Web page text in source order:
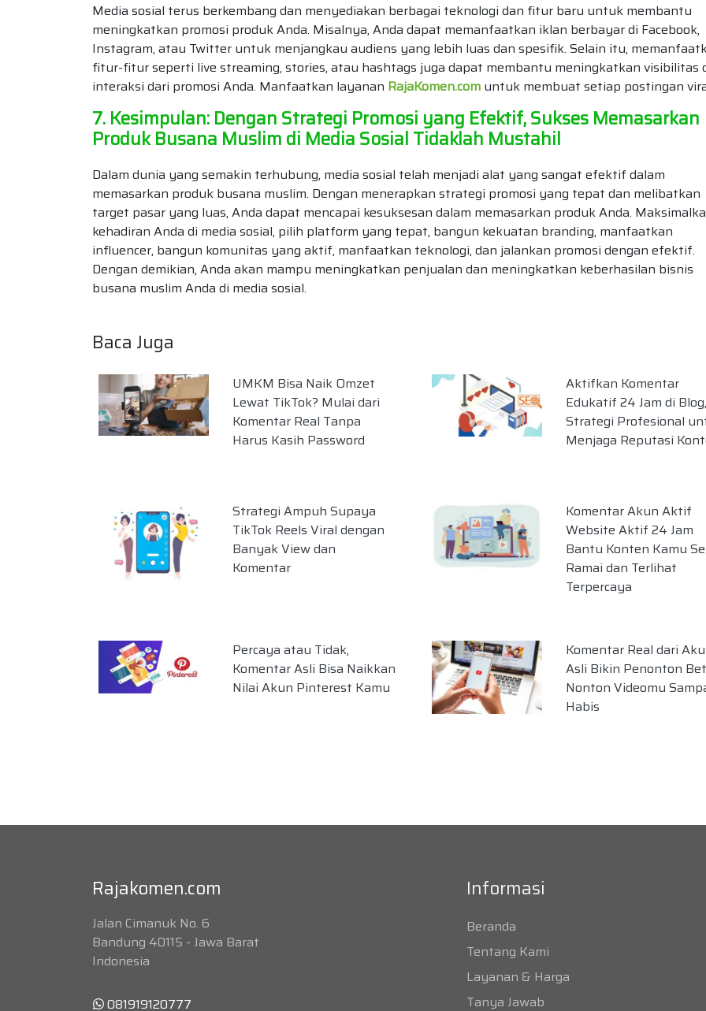
Media sosial terus berkembang dan menyediakan berbagai teknologi dan fitur baru untuk membantu
meningkatkan promosi produk Anda. Misalnya, Anda dapat memanfaatkan iklan berbayar di Facebook,
Instagram, atau Twitter untuk menjangkau audiens yang lebih luas dan spesifik. Selain itu,
fitur-fitur seperti live streaming, stories, atau hashtags juga dapat membantu meningkatkan visibilitas
interaksi dari promosi Anda. Manfaatkan layanan RajaKomen.com untuk membuat setiap postingan
7. Kesimpulan: Dengan Strategi Promosi yang Efektif, Sukses Memasarkan
Produk Busana Muslim di Media Sosial Tidaklah Mustahil
Dalam dunia yang semakin terhubung, media sosial telah menjadi alat yang sangat efektif dalam
memasarkan produk busana muslim. Dengan menerapkan strategi promosi yang tepat dan melibatkan
target pasar yang luas, Anda dapat mencapai kesuksesan dalam memasarkan produk Anda.
kehadiran Anda di media sosial, pilih platform yang tepat, bangun kekuatan branding, manfaatkan
influencer, bangun komunitas yang aktif, manfaatkan teknologi, dan jalankan promosi dengan efektif.
Dengan demikian, Anda akan mampu meningkatkan penjualan dan meningkatkan keberhasilan bisnis
busana muslim Anda di media sosial.
Baca Juga
UMKM Bisa Naik Omzet
Lewat TikTok? Mulai dari
Komentar Real Tanpa
Harus Kasih Password
Aktifkan Komentar
Edukatif 24 Jam di Blog,
Strategi Profesional
Menjaga Reputasi
Strategi Ampuh Supaya
TikTok Reels Viral dengan
Banyak View dan
Komentar
Komentar Akun Aktif
Website Aktif 24 Jam
Bantu Konten Kamu
Ramai dan Terlihat
Terpercaya
Percaya atau Tidak,
Komentar Asli Bisa Naikkan
Nilai Akun Pinterest Kamu
Komentar Real dari
Asli Bikin Penonton
Nonton Videomu
Habis
Rajakomen.com
Jalan Cimanuk No. 6
Bandung 40115 - Jawa Barat
Indonesia
081919120777
Informasi
Beranda
Tentang Kami
Layanan & Harga
Tanya Jawab